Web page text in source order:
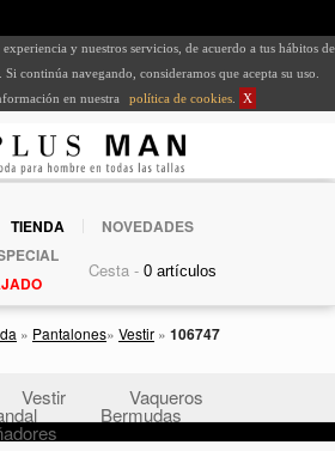
y nuestros servicios, de acuerdo a tus hábitos de
continúa navegando, consideramos que acepta su uso.
en nuestra
política de cookies X
TIENDA
NOVEDADES
Cesta -
» Pantalones» Vestir » 106747
Vestir Vaqueros
Bermudas